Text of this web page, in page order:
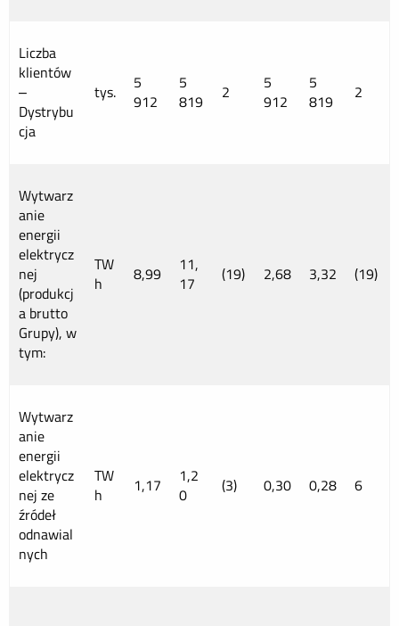
Liczba
klientów
–
Dystrybu
cja
tys.
5
912
5
819
2
5
912
5
819
2
Wytwarz
anie
energii
elektrycz
nej
(produkcj
a brutto
Grupy), w
tym:
TW
h
8,99
11,
17
(19) 2,68 3,32 (19)
Wytwarz
anie
energii
elektrycz
nej ze
źródeł
odnawial
nych
TW
h
1,17
1,2
0
(3) 0,30 0,28 6